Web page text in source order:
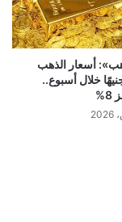
أسعار الذهب
185 جنيهًا خلال أسبوع..